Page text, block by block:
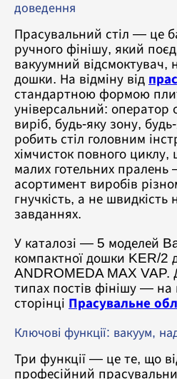
доведення
Прасувальний стіл — це
ручного фінішу, який
вакуумний відсмоктувач,
дошки. На відміну від
стандартною формою
універсальний: оператор
виріб, будь-яку зону,
робить стіл головним
хімчисток повного циклу,
малих готельних
асортимент виробів
гнучкість, а не
завданнях.
У каталозі — 5 моделей
компактної дошки KER/2
ANDROMEDA MAX VAP.
типах постів фінішу — на
сторінці Прасувальне
Ключові функції: вакуум,
Три функції — це те, що
професійний